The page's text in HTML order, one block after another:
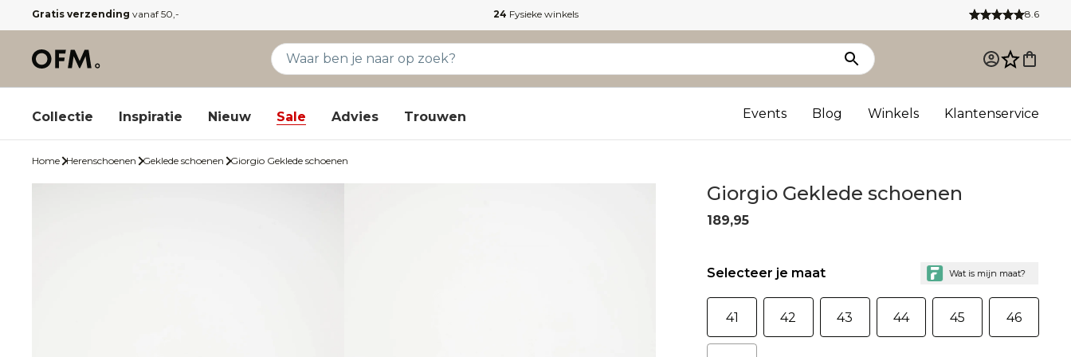
Gratis verzending vanaf 50,- 24 Fysieke winkels 8.6
Collectie Inspiratie Nieuw Sale Advies Trouwen Events Blog Winkels Klantenservice
Home Herenschoenen Geklede schoenen Giorgio Geklede schoenen
Giorgio Geklede schoenen
189,95
Selecteer je maat
41 42 43 44 45 46